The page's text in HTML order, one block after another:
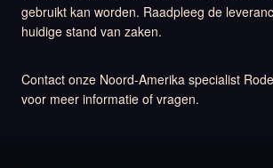
gebruikt kan worden. Raadpleeg de
huidige stand van zaken.
Contact onze Noord-Amerika specialist
voor meer informatie of vragen.